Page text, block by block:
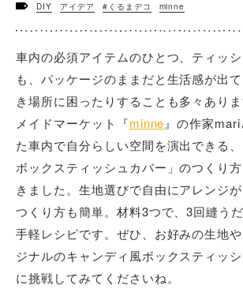
DIY アイデア #くるまデコ minne
車内の必須アイテムのひとつ、ティッ
も、パッケージのままだと生活感が出
き場所に困ったりすることも多々あり
メイドマーケット『minne 』の作家
た車内で自分らしい空間を演出できる
ボックスティッシュカバー」のつくり
きました。生地選びで自由にアレンジが
つくり方も簡単。材料3つで、3回縫う
手軽レシピです。ぜひ、お好みの生地
ジナルのキャンディ風ボックスティッ
に挑戦してみてくださいね。